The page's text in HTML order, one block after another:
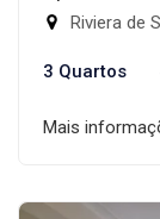
Riviera de
3 Quartos
Mais